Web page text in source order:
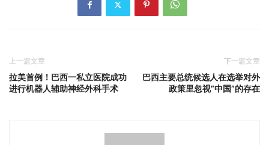
上一篇文章
拉美首例！巴西一私立医院成功
进行机器人辅助神经外科手术
下一篇文章
巴西主要总统候选人在选举对外
政策里忽视”中国”的存在